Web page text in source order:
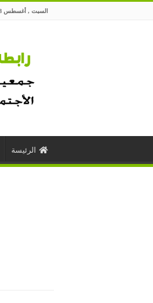
السبت , أغسطس 8 2026
الرئيسة